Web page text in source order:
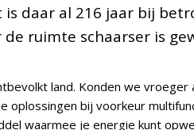
daar al 216 jaar bij
ruimte schaarser is
land. Konden we
bij voorkeur
waarmee je energie kunt